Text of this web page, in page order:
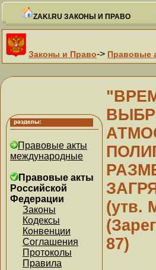
ZAKI.RU ЗАКОНЫ И ПРАВО
Законы и Право-> Правовые
Правовые акты
международные
Правовые акты
Российской
Федерации
Законы
Кодексы
Конвенции
Соглашения
Протоколы
Правила
(утв.
87)